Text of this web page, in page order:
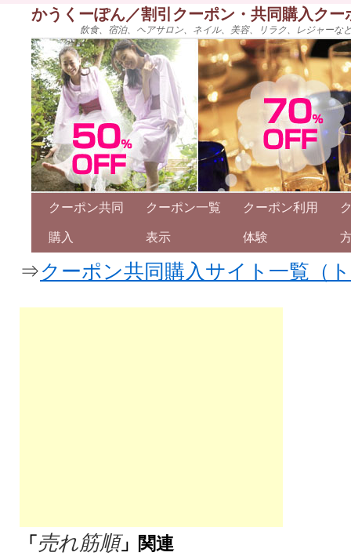
かうくーぽん／割引クーポン・共同購入ク
飲食、宿泊、ヘアサロン、ネイル、美容、リラク、レジャー
クーポン共同
購入
クーポン一覧
表示
クーポン利用
体験
⇒クーポン共同購入サイト一覧（
「 売れ筋順」関連